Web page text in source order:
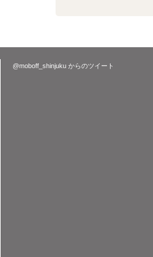
@moboff_shinjuku からのツイート